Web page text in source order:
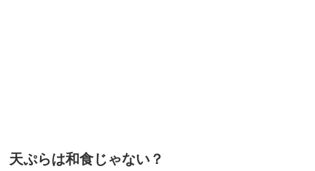
天ぷらは和食じゃない？